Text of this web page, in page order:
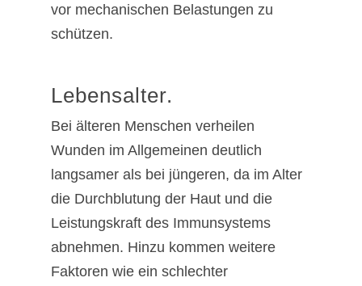
vor mechanischen Belastungen zu
schützen.
Lebensalter.
Bei älteren Menschen verheilen
Wunden im Allgemeinen deutlich
langsamer als bei jüngeren, da im Alter
die Durchblutung der Haut und die
Leistungskraft des Immunsystems
abnehmen. Hinzu kommen weitere
Faktoren wie ein schlechter